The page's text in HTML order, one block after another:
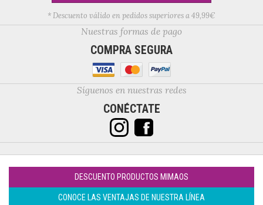
* Descuento válido en pedidos superiores a 49,99€
Nuestras formas de pago
COMPRA SEGURA
Síguenos en nuestras redes
CONÉCTATE
DESCUENTO PRODUCTOS MIMAOS
CONOCE LAS VENTAJAS DE NUESTRA LÍNEA